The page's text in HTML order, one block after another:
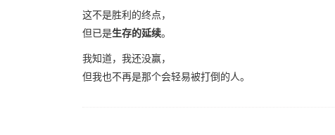
这不是胜利的终点，
但已是生存的延续。
我知道，我还没赢，
但我也不再是那个会轻易被打倒的人。